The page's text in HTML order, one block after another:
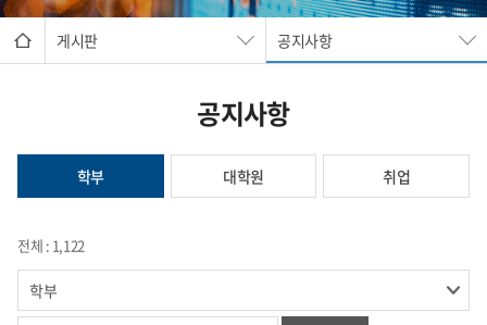
게시판 공지사항
공지사항
학부 대학원 취업
전체 : 1,122